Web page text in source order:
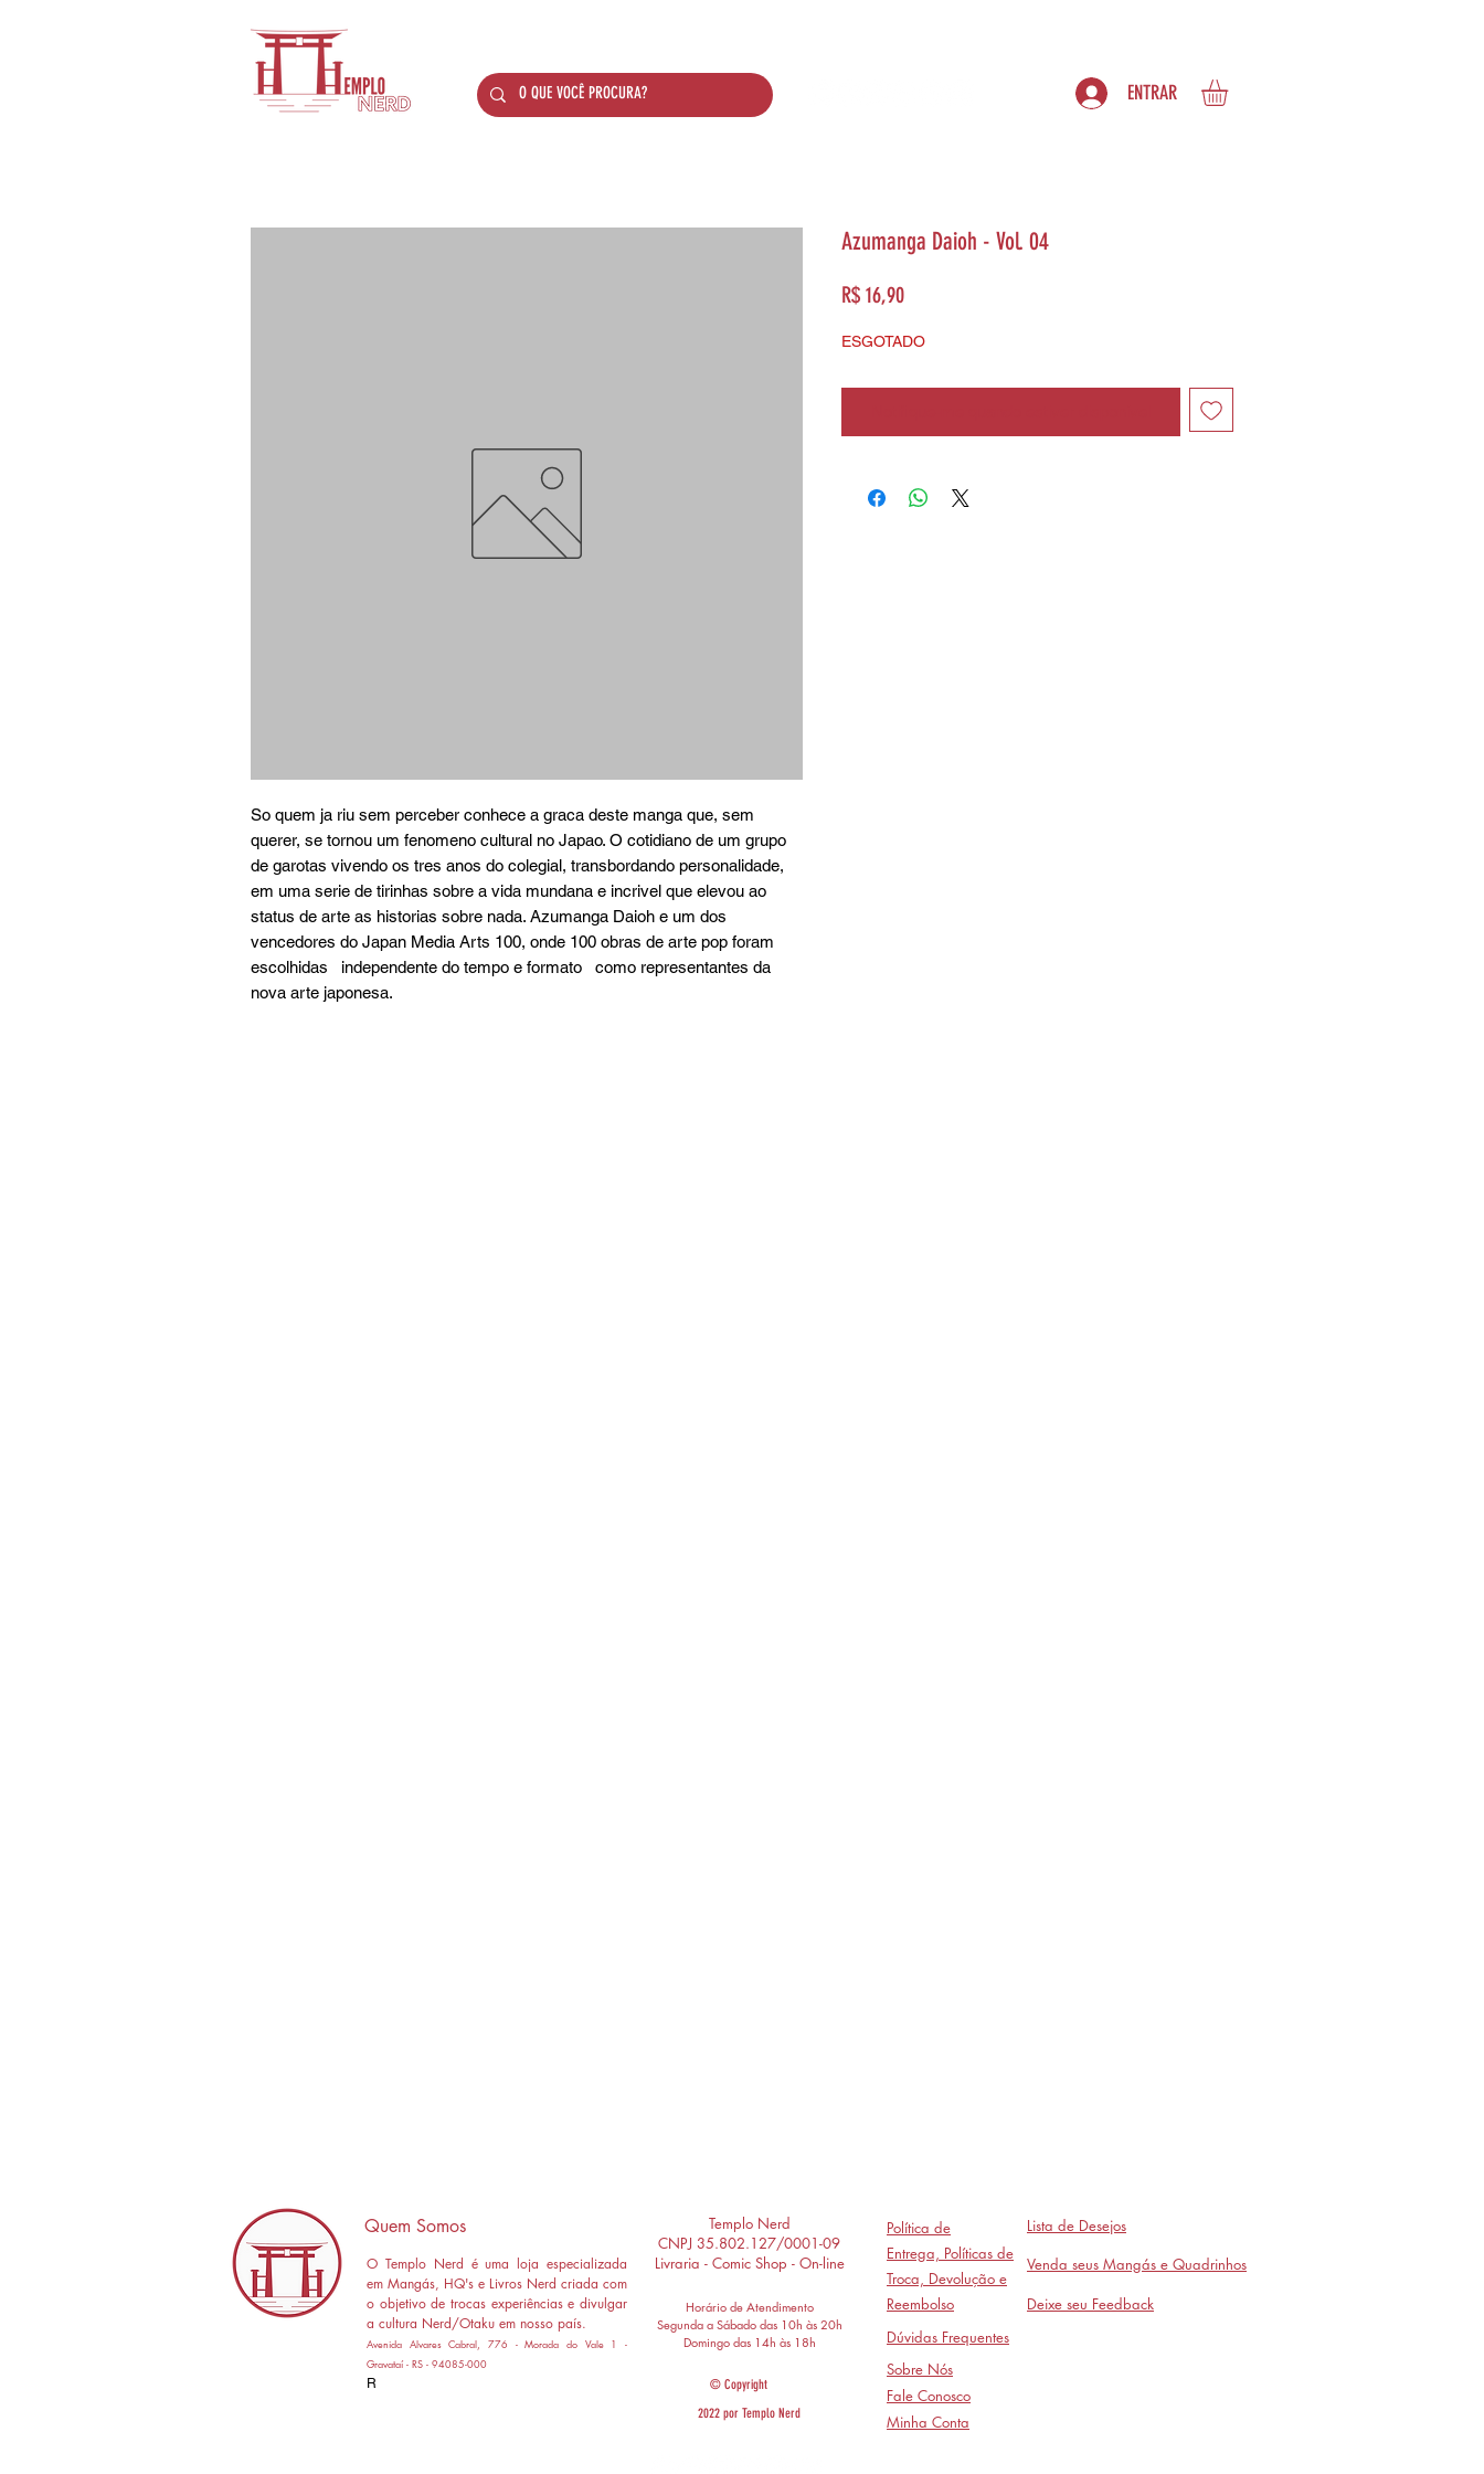
ENTRAR
So quem ja riu sem perceber conhece a graca deste manga que, sem
querer, se tornou um fenomeno cultural no Japao. O cotidiano de um grupo
de garotas vivendo os tres anos do colegial, transbordando personalidade,
em uma serie de tirinhas sobre a vida mundana e incrivel que elevou ao
status de arte as historias sobre nada. Azumanga Daioh e um dos
vencedores do Japan Media Arts 100, onde 100 obras de arte pop foram
escolhidas   independente do tempo e formato   como representantes da
nova arte japonesa.
Azumanga Daioh - Vol. 04
R$ 16,90Preço
ESGOTADO
Quem Somos
O Templo Nerd é uma loja especializada
em Mangás, HQ's e Livros Nerd criada com
o objetivo de trocas experiências e divulgar
a cultura Nerd/Otaku em nosso país.
Avenida Alvares Cabral, 776 - Morada do Vale 1 -
Gravataí - RS - 94085-000
R
Templo Nerd
CNPJ 35.802.127/0001-09
Livraria - Comic Shop - On-line
Horário de Atendimento
Segunda a Sábado das 10h às 20h
Domingo das 14h às 18h
2022 por Templo Nerd
© Copyright
Política de
Entrega, Políticas de
Troca, Devolução e
Reembolso
Lista de Desejos
Venda seus Mangás e Quadrinhos
Deixe seu Feedback
Dúvidas Frequentes
Sobre Nós
Fale Conosco
Minha Conta